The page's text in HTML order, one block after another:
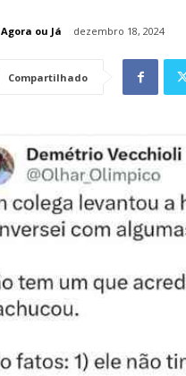
Agora ou Já dezembro 18, 2024
Compartilhado